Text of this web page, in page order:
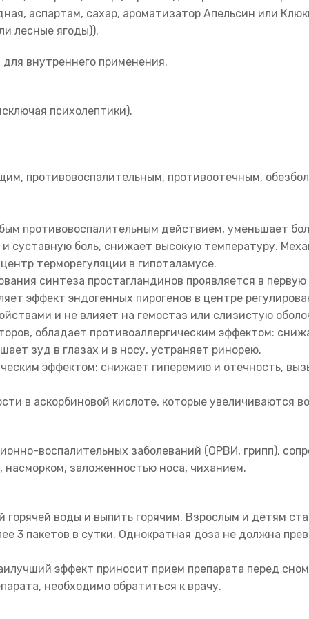
аспартам, сахар, ароматизатор Апельсин или
лесные ягоды)).
внутреннего применения.
психолептики).
противовоспалительным, противоотечным,
противовоспалительным действием, уменьшает
суставную боль, снижает высокую температуру.
терморегуляции в гипоталамусе.
синтеза простагландинов проявляется в
эффект эндогенных пирогенов в центре
и не влияет на гемостаз или слизистую
обладает противоаллергическим эффектом:
зуд в глазах и в носу, устраняет ринорею.
эффектом: снижает гиперемию и отечность,
в аскорбиновой кислоте, которые увеличиваются
воспалительных заболеваний (ОРВИ, грипп),
заложенностью носа, чиханием.
горячей воды и выпить горячим. Взрослым и детям
3 пакетов в сутки. Однократная доза не должна
эффект приносит прием препарата перед
необходимо обратиться к врачу.